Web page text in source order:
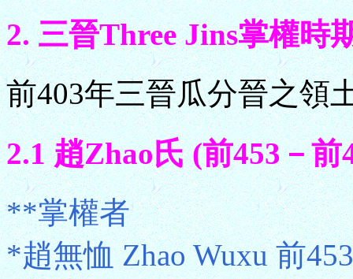
2. 三晉Three Jins掌權時
前403年三晉瓜分晉之領
2.1 趙Zhao氏 (前453－前
**掌權者
*趙無恤 Zhao Wuxu 前